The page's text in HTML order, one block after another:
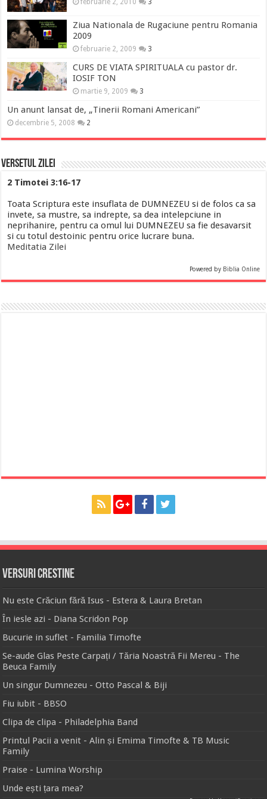
februarie 2, 2010 3
Ziua Nationala de Rugaciune pentru Romania
2009
februarie 2, 2009 3
CURS DE VIATA SPIRITUALA cu pastor dr.
IOSIF TON
martie 9, 2009 3
Un anunt lansat de, „Tinerii Romani Americani”
decembrie 5, 2008 2
Versetul Zilei
2 Timotei 3:16-17
Toata Scriptura este insuflata de DUMNEZEU si de folos ca sa
invete, sa mustre, sa indrepte, sa dea intelepciune in
neprihanire, pentru ca omul lui DUMNEZEU sa fie desavarsit
si cu totul destoinic pentru orice lucrare buna.
Meditatia Zilei
Powered by Biblia Online
Versuri Crestine
Nu este Crăciun fără Isus - Estera & Laura Bretan
În iesle azi - Diana Scridon Pop
Bucurie in suflet - Familia Timofte
Se-aude Glas Peste Carpați / Tăria Noastră Fii Mereu - The
Beuca Family
Un singur Dumnezeu - Otto Pascal & Biji
Fiu iubit - BBSO
Clipa de clipa - Philadelphia Band
Printul Pacii a venit - Alin și Emima Timofte & TB Music
Family
Praise - Lumina Worship
Unde ești țara mea?